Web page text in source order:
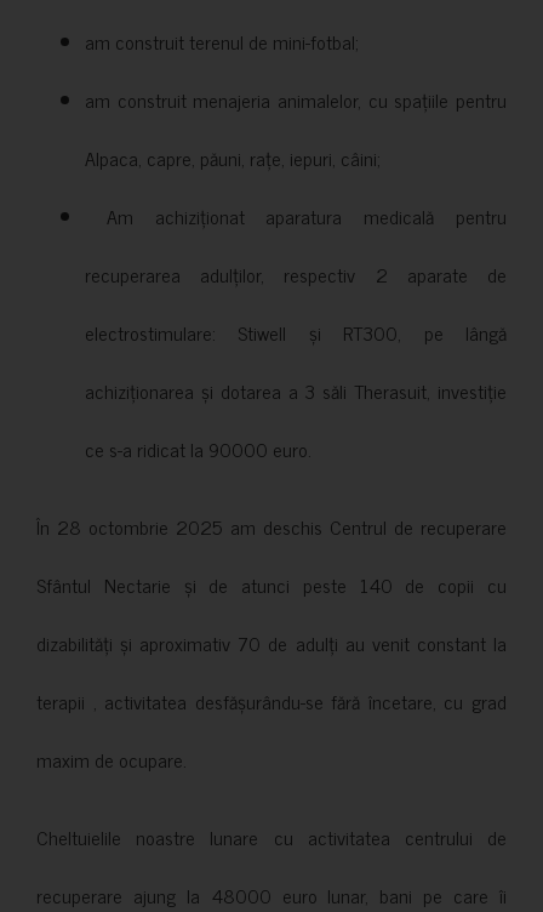
am construit terenul de mini-fotbal;
am construit menajeria animalelor, cu spațiile pentru
Alpaca, capre, păuni, rațe, iepuri, câini;
Am achiziționat aparatura medicală pentru
recuperarea adulților, respectiv 2 aparate de
electrostimulare: Stiwell și RT300, pe lângă
achiziționarea și dotarea a 3 săli Therasuit, investiție
ce s-a ridicat la 90000 euro.
În 28 octombrie 2025 am deschis Centrul de recuperare
Sfântul Nectarie și de atunci peste 140 de copii cu
dizabilități și aproximativ 70 de adulți au venit constant la
terapii , activitatea desfășurându-se fără încetare, cu grad
maxim de ocupare.
Cheltuielile noastre lunare cu activitatea centrului de
recuperare ajung la 48000 euro lunar, bani pe care îi